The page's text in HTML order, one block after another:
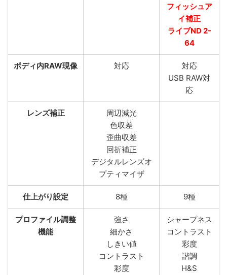
フィッシュア
イ補正
ライブND 2-
64
ボディ内RAW現像 対応
対応
USB RAW対
応
レンズ補正
周辺減光
色収差
歪曲収差
回折補正
デジタルレンズオ
プティマイザ
仕上がり設定 8種 9種
プロファイル調整
機能
強さ
細かさ
しきい値
コントラスト
彩度
シャープネス
コントラスト
彩度
諧調
H&S